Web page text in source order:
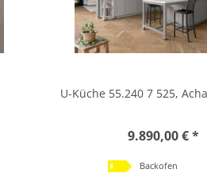
U-Küche 55.240 7 525,
9.890,00 € *
Backofen